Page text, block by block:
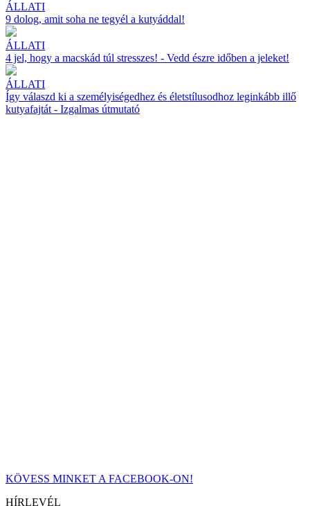
ÁLLATI
9 dolog, amit soha ne tegyél a kutyáddal!
ÁLLATI
4 jel, hogy a macskád túl stresszes! - Vedd észre időben a jeleket!
ÁLLATI
Így válaszd ki a személyiségedhez és életstílusodhoz leginkább illő
kutyafajtát - Izgalmas útmutató
KÖVESS MINKET A FACEBOOK-ON!
HÍRLEVÉL